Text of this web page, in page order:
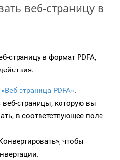
веб-страницу в
страницу в формат PDFA,
«Веб-страница PDFA».
веб-страницы, которую вы
в соответствующее поле
чтобы